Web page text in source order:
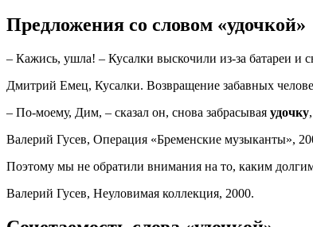
Предложения со словом «удочкой»
– Кажись, ушла! – Кусалки выскочили из-за батареи и
Дмитрий Емец, Кусалки. Возвращение забавных
– По-моему, Дим, – сказал он, снова забрасывая удочку
Валерий Гусев, Операция «Бременские музыканты»,
Поэтому мы не обратили внимания на то, каким
Валерий Гусев, Неуловимая коллекция, 2000.